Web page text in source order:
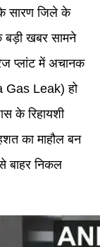
के सारण जिले के
खबर सामने
प्लांट में अचानक
Gas Leak) हो
के रिहायशी
का माहौल बन
बाहर निकल